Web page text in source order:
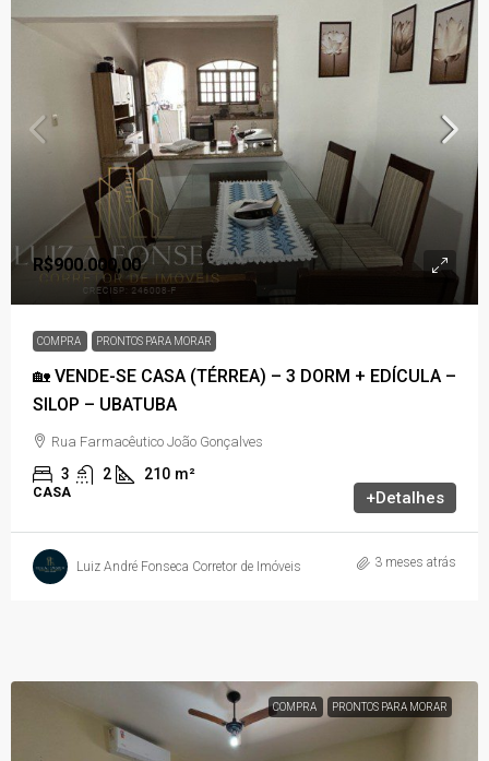
R$900.000,00
COMPRA PRONTOS PARA MORAR
🏡 VENDE-SE CASA (TÉRREA) – 3 DORM + EDÍCULA –
SILOP – UBATUBA
Rua Farmacêutico João Gonçalves
3 2 210 m²
CASA +Detalhes
Luiz André Fonseca Corretor de Imóveis 3 meses atrás
COMPRA PRONTOS PARA MORAR